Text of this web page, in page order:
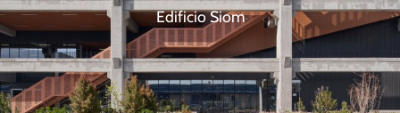
Edificio Siom